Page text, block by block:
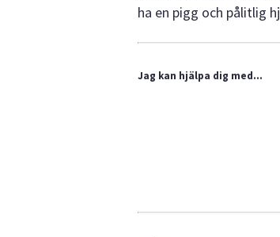
ha en pigg och pålitlig
Jag kan hjälpa dig med...